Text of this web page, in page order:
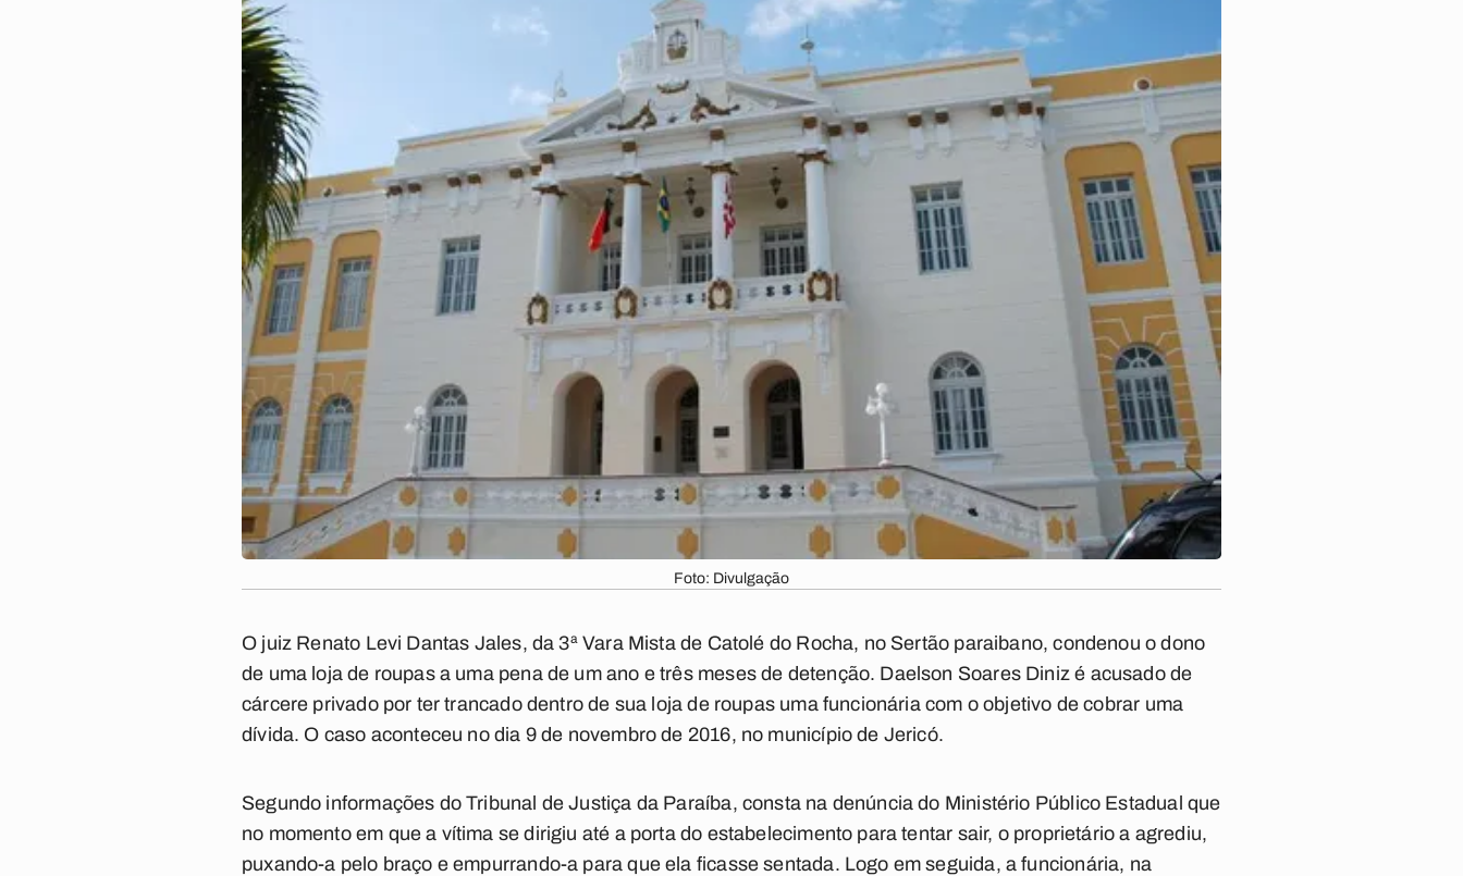
Foto: Divulgação
O juiz Renato Levi Dantas Jales, da 3ª Vara Mista de Catolé do Rocha, no Sertão paraibano, condenou o dono
de uma loja de roupas a uma pena de um ano e três meses de detenção. Daelson Soares Diniz é acusado de
cárcere privado por ter trancado dentro de sua loja de roupas uma funcionária com o objetivo de cobrar uma
dívida. O caso aconteceu no dia 9 de novembro de 2016, no município de Jericó.
Segundo informações do Tribunal de Justiça da Paraíba, consta na denúncia do Ministério Público Estadual que
no momento em que a vítima se dirigiu até a porta do estabelecimento para tentar sair, o proprietário a agrediu,
puxando-a pelo braço e empurrando-a para que ela ficasse sentada. Logo em seguida, a funcionária, na